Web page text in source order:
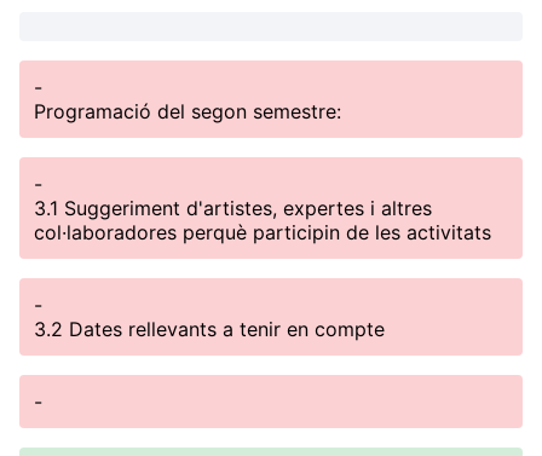
-
Programació del segon semestre:
-
3.1 Suggeriment d'artistes, expertes i altres
col·laboradores perquè participin de les activitats
-
3.2 Dates rellevants a tenir en compte
-